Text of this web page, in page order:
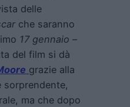
delle
che saranno
17 gennaio –
del film si dà
grazie alla
sorprendente,
ma che dopo